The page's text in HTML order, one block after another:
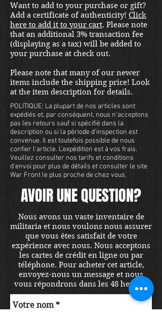
Want to add to your purchase or gift?
Add a certificate of authenticity! Click
here to add it to your cart. Please note
that an additional 3% transaction fee
(displaying as a tax) will be added to
your purchase at check out.
Please note that many of our newer
items include the shipping price! Look
at the item description for details.
POLITIQUE: La plupart de nos articles sont
expédiés et, par conséquent, nous n'acceptons
pas les retours sauf si spécifié dans la
description ou si la période d'inspection est
convenue. Il est toutefois possible de nous
confier l'article. L'expédition est à vos frais.
Veuillez consulter nos tarifs et conditions
d'envoi pour plus de détails et consulter le site
War Front le plus proche de chez vous.
AVOIR UNE QUESTION?
Nous avons un vaste inventaire de
militaria et nous voulons nous assurer
que vous êtes satisfait de votre
expérience avec nous. Nous acceptons
les cartes de crédit en ligne ou par
téléphone. Pour acheter cet article,
envoyez-nous un message et nous
vous répondrons dans les 48 heures.